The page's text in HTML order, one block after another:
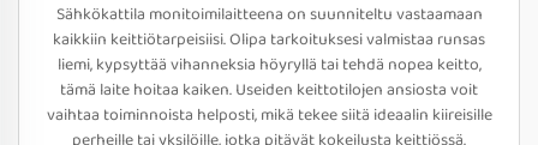
Sähkökattila monitoimilaitteena on suunniteltu vastaamaan
kaikkiin keittiötarpeisiisi. Olipa tarkoituksesi valmistaa runsas
liemi, kypsyttää vihanneksia höyryllä tai tehdä nopea keitto,
tämä laite hoitaa kaiken. Useiden keittotilojen ansiosta voit
vaihtaa toiminnoista helposti, mikä tekee siitä ideaalin kiireisille